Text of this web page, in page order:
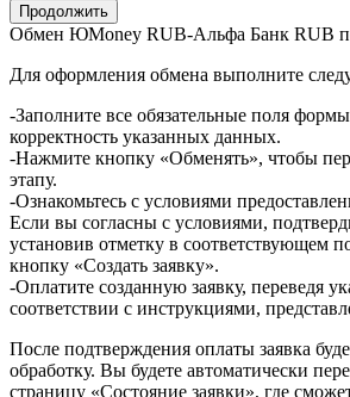
Обмен ЮMoney RUB-Альфа Банк RUB
Для оформления обмена выполните
-Заполните все обязательные поля
корректность указанных данных.
-Нажмите кнопку «Обменять», чтобы
этапу.
-Ознакомьтесь с условиями
Если вы согласны с условиями,
установив отметку в соответствующем
кнопку «Создать заявку».
-Оплатите созданную заявку, переведя
соответствии с инструкциями,
После подтверждения оплаты заявка
обработку. Вы будете автоматически
страницу «Состояние заявки», где